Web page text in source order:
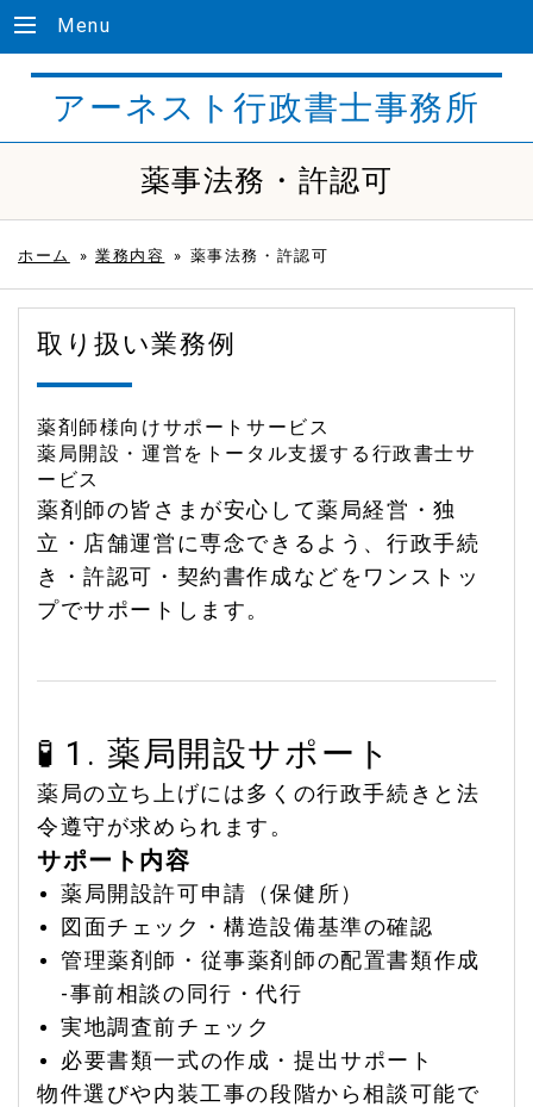
Menu
アーネスト行政書士事務所
薬事法務・許認可
ホーム » 業務内容 » 薬事法務・許認可
取り扱い業務例
薬剤師様向けサポートサービス
薬局開設・運営をトータル支援する行政書士サ
ービス
薬剤師の皆さまが安心して薬局経営・独
立・店舗運営に専念できるよう、行政手続
き・許認可・契約書作成などをワンストッ
プでサポートします。
🧪 1. 薬局開設サポート
薬局の立ち上げには多くの行政手続きと法
令遵守が求められます。
サポート内容
薬局開設許可申請（保健所）
図面チェック・構造設備基準の確認
管理薬剤師・従事薬剤師の配置書類作成
-事前相談の同行・代行
実地調査前チェック
必要書類一式の作成・提出サポート
物件選びや内装工事の段階から相談可能で